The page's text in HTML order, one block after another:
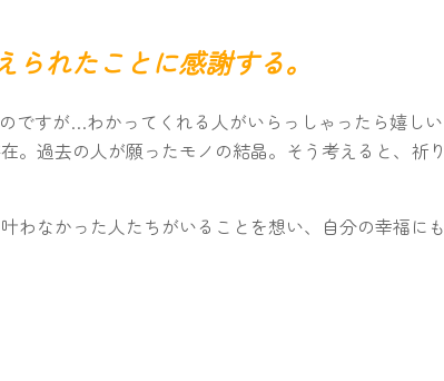
れたことに感謝する。
ですが…わかってくれる人がいらっしゃったら嬉しい
。過去の人が願ったモノの結晶。そう考えると、祈り
わなかった人たちがいることを想い、自分の幸福にも